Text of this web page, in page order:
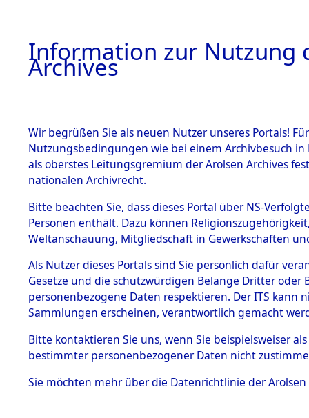
BESTÄNDE
1.
Inhaftierungsdoku
mente
1.2.9 Beim ITS
Effekten
1.2.9.1
Effekten aus
dem KZ
Dachau
1.2.9.2
Effekten aus
dem KZ
Bayerisches
0018
Information zur Nutzung
Archives
Wir begrüßen Sie als neuen Nutzer unseres Portals!
Nutzungsbedingungen wie bei einem Archivbesuch
als oberstes Leitungsgremium der Arolsen Archives
nationalen Archivrecht.
Bitte beachten Sie, dass dieses Portal über NS-
Personen enthält. Dazu können
Weltanschauung, Mitgliedschaft in Gewerkschaften
Als Nutzer dieses Portals sind Sie persönlich dafür
Gesetze und die schutzwürdigen Belange Dritter
personenbezogene Daten respektieren. Der ITS
Sammlungen erscheinen, verantwortlich gemacht
Bitte kontaktieren Sie uns, wenn Sie beispielsweiser
bestimmter personenbezogener Daten nicht
Sie möchten mehr über die Datenrichtlinie der Arolsen